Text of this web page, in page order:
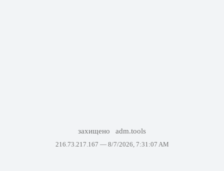
захищено adm.tools
216.73.217.167 — 8/7/2026, 7:31:07 AM